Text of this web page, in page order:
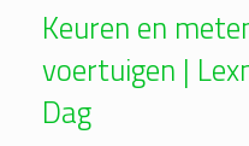
Keuren en
voertuigen |
Dag